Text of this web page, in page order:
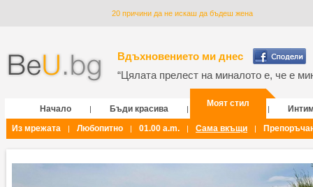
20 причини да не искаш да бъдеш жена
Вдъхновението ми днес
“Цялата прелест на миналото е, че е
Начало | Бъди красива |
Моят стил
|
Из мрежата
| Любопитно | 01.00 a.m. | Сама вкъщи |